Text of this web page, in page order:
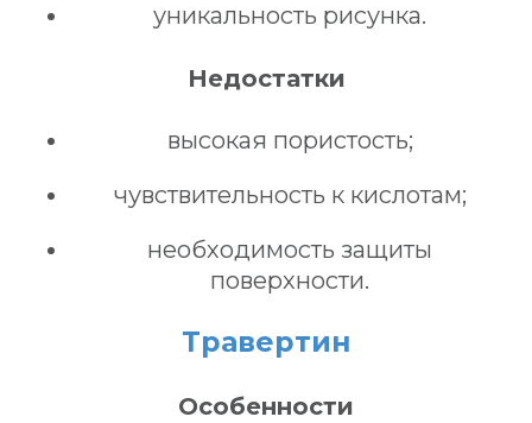
уникальность рисунка.
Недостатки
высокая пористость;
чувствительность к кислотам;
необходимость защиты
поверхности.
Травертин
Особенности